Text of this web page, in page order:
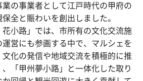
の事業者として江戸時代の甲府の
全と賑わいを創出しました。
小路」では、市所有の文化交流施
営にも参画する中で、マルシェを
化の発信や地域交流を積極的に推
「甲州夢小路」と一体化した取り